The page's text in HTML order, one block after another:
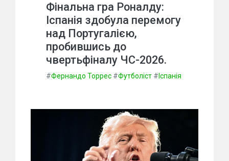
Фінальна гра Роналду:
Іспанія здобула перемогу
над Португалією,
пробившись до
чвертьфіналу ЧС-2026.
#Фернандо Торрес #Футболіст # Іспанія